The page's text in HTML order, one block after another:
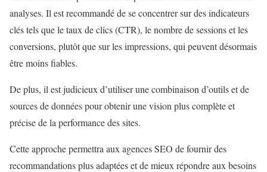
analyses. Il est recommandé de se concentrer sur des indicateurs
clés tels que le taux de clics (CTR), le nombre de sessions et les
conversions, plutôt que sur les impressions, qui peuvent désormais
être moins fiables.
De plus, il est judicieux d’utiliser une combinaison d’outils et de
sources de données pour obtenir une vision plus complète et
précise de la performance des sites.
Cette approche permettra aux agences SEO de fournir des
recommandations plus adaptées et de mieux répondre aux besoins